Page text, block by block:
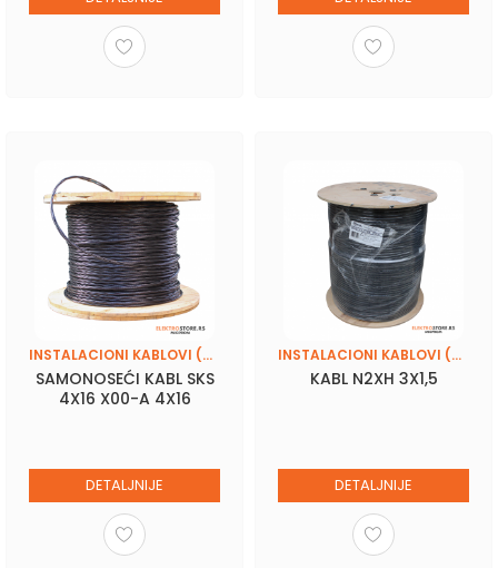
INSTALACIONI KABLOVI (PPY, N2XH, SKS 4X16)
SAMONOSEĆI KABL SKS
4X16 X00-A 4X16
DETALJNIJE
INSTALACIONI KABLOVI (PPY, N2XH, SKS 4X16)
KABL N2XH 3X1,5
DETALJNIJE